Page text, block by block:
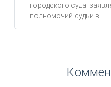
городского суда.
полномочий судьи в...